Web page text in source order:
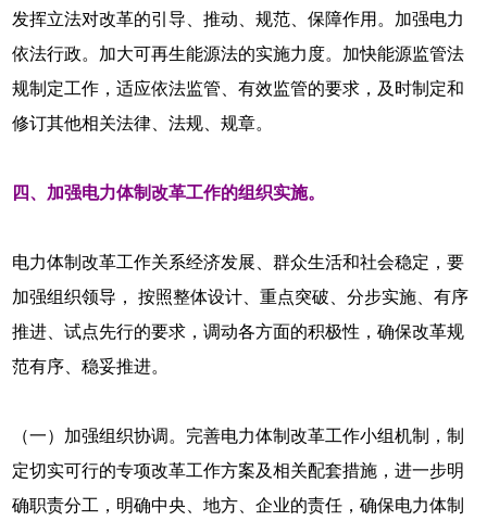
发挥立法对改革的引导、推动、规范、保障作用。加强电力
依法行政。加大可再生能源法的实施力度。加快能源监管法
规制定工作，适应依法监管、有效监管的要求，及时制定和
修订其他相关法律、法规、规章。
四、加强电力体制改革工作的组织实施。
电力体制改革工作关系经济发展、群众生活和社会稳定，要
加强组织领导， 按照整体设计、重点突破、分步实施、有序
推进、试点先行的要求，调动各方面的积极性，确保改革规
范有序、稳妥推进。
（一）加强组织协调。完善电力体制改革工作小组机制，制
定切实可行的专项改革工作方案及相关配套措施，进一步明
确职责分工，明确中央、地方、企业的责任，确保电力体制